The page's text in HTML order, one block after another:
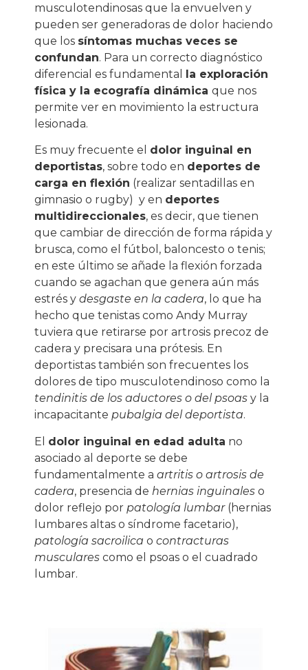
musculotendinosas que la envuelven y
pueden ser generadoras de dolor haciendo
que los síntomas muchas veces se
confundan. Para un correcto diagnóstico
diferencial es fundamental la exploración
física y la ecografía dinámica que nos
permite ver en movimiento la estructura
lesionada.
Es muy frecuente el dolor inguinal en
deportistas, sobre todo en deportes de
carga en flexión (realizar sentadillas en
gimnasio o rugby) y en deportes
multidireccionales, es decir, que tienen
que cambiar de dirección de forma rápida y
brusca, como el fútbol, baloncesto o tenis;
en este último se añade la flexión forzada
cuando se agachan que genera aún más
estrés y desgaste en la cadera, lo que ha
hecho que tenistas como Andy Murray
tuviera que retirarse por artrosis precoz de
cadera y precisara una prótesis. En
deportistas también son frecuentes los
dolores de tipo musculotendinoso como la
tendinitis de los aductores o del psoas y la
incapacitante pubalgia del deportista.
El dolor inguinal en edad adulta no
asociado al deporte se debe
fundamentalmente a artritis o artrosis de
cadera, presencia de hernias inguinales o
dolor reflejo por patología lumbar(hernias
lumbares altas o síndrome facetario),
patología sacroilica o contracturas
musculares como el psoas o el cuadrado
lumbar.